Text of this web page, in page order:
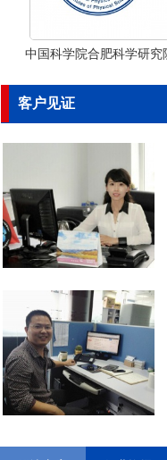
中国科学院合肥科学研究
客户见证